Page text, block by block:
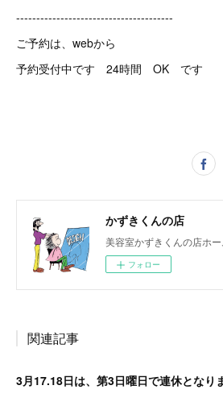
---------------------------------------
ご予約は、webから
予約受付中です 24時間 OK です
かずきくんの店
美容室かずきくんの店ホ
フォロー
関連記事
3月17.18日は、第3日曜日で連休となり